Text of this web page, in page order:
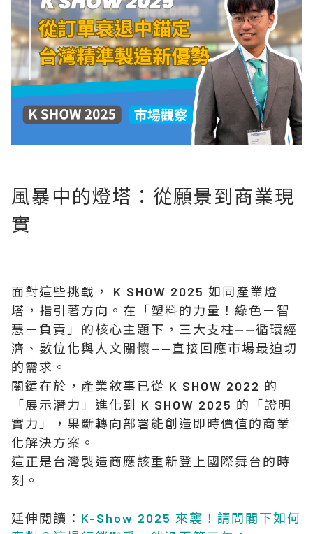
風暴中的燈塔：從願景到商業現
實
面對這些挑戰， K SHOW 2025 如同產業燈
塔，指引著方向。在「塑料的力量！ 綠色－智
慧－負責 」的核心主題下，三大支柱——循環經
濟、數位化與人文關懷——直接回應市場最迫切
的需求。
關鍵在於，產業敘事已從 K SHOW 2022 的
「展示潛力」進化到 K SHOW 2025 的「證明
實力」，果斷轉向部署能創造即時價值的商業
化解決方案。
這正是台灣製造商應該重新登上國際舞台的時
刻。
延伸閱讀： K-Show 2025 來襲！請問閣下如何